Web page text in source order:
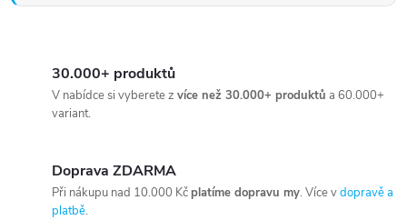
30.000+ produktů
V nabídce si vyberete z více než 30.000+ produktů a 60.000+
variant.
Doprava ZDARMA
Při nákupu nad 10.000 Kčplatíme dopravu my. Více vdopravě a
platbě.